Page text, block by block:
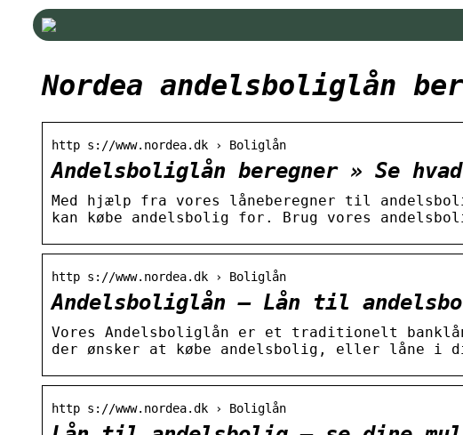
Nordea andelsboliglån
http s://www.nordea.dk › Boliglån
Andelsboliglån beregner » Se
Med hjælp fra vores låneberegner til
kan købe andelsbolig for. Brug vores
http s://www.nordea.dk › Boliglån
Andelsboliglån – Lån til
Vores Andelsboliglån er et traditionelt
der ønsker at købe andelsbolig, eller låne i
http s://www.nordea.dk › Boliglån